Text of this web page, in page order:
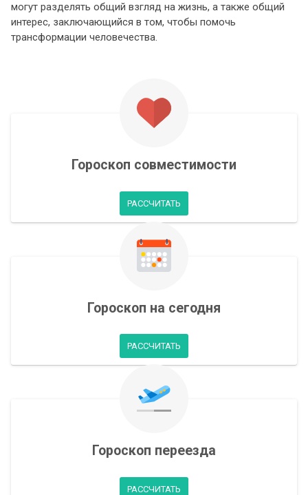
могут разделять общий взгляд на жизнь, а также общий
интерес, заключающийся в том, чтобы помочь
трансформации человечества.
Гороскоп совместимости
РАССЧИТАТЬ
Гороскоп на сегодня
РАССЧИТАТЬ
Гороскоп переезда
РАССЧИТАТЬ